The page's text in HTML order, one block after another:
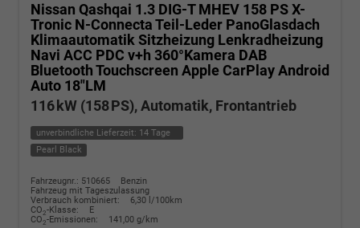
Nissan Qashqai 1.3 DIG-T MHEV 158 PS X-
Tronic N-Connecta Teil-Leder PanoGlasdach
Klimaautomatik Sitzheizung Lenkradheizung
Navi ACC PDC v+h 360°Kamera DAB
Bluetooth Touchscreen Apple CarPlay Android
Auto 18"LM
116 kW (158 PS), Automatik, Frontantrieb
unverbindliche Lieferzeit: 14 Tage
Pearl Black
Fahrzeugnr.: 510665
Benzin
Fahrzeug mit Tageszulassung
Verbrauch kombiniert:
6,30 l/100km
CO2-Klasse:
E
CO2-Emissionen: 141,00 g/km